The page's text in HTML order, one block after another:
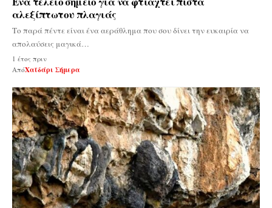
αλεξίπτωτου πλαγιάς
Το παρά πέντε είναι ένα αεράθλημα που σου δίνει την ευκαιρία να
απολαύσεις μαγικά…
1 έτος πριν
ΑπόΧαϊδάρι Σήμερα